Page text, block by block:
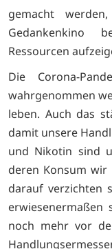
gemacht
Gedankenkino
Ressourcen
Die Corona-
wahrgenommen
leben. Auch das
damit unsere
und Nikotin sind
deren Konsum
darauf verzichten
noch mehr vor